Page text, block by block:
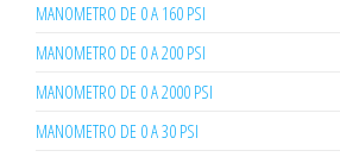
MANOMETRO DE 0 A 160 PSI
MANOMETRO DE 0 A 200 PSI
MANOMETRO DE 0 A 2000 PSI
MANOMETRO DE 0 A 30 PSI